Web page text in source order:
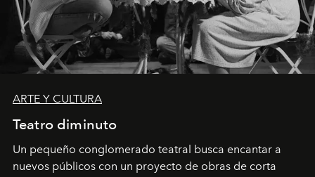
ARTE Y CULTURA
Teatro diminuto
Un pequeño conglomerado teatral busca encantar a
nuevos públicos con un proyecto de obras de corta